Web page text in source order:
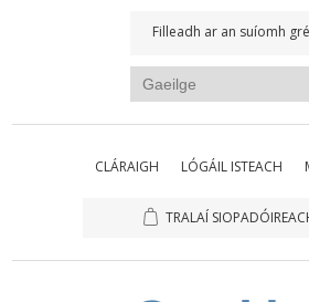
Filleadh ar an suíomh
CLÁRAIGH LÓGÁIL ISTEACH
TRALAÍ